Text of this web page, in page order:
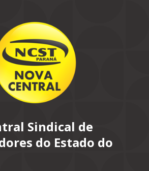
Sindical de
do Estado do